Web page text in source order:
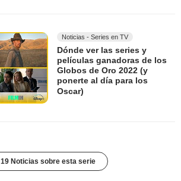
Noticias - Series en TV
Dónde ver las series y
películas ganadoras de los
Globos de Oro 2022 (y
ponerte al día para los
Oscar)
19 Noticias sobre esta serie